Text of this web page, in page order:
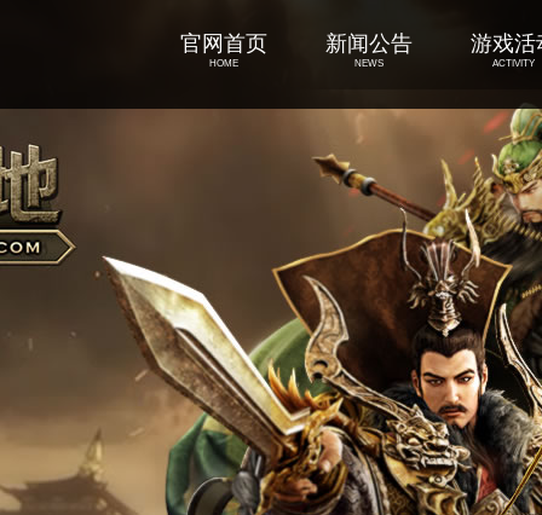
官网首页
HOME
新闻公告
NEWS
游戏活
ACTIVITY